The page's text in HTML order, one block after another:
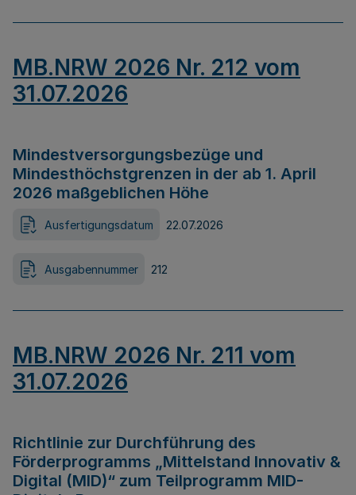
MB.NRW 2026 Nr. 212 vom
31.07.2026
Mindestversorgungsbezüge und
Mindesthöchstgrenzen in der ab 1. April
2026 maßgeblichen Höhe
Ausfertigungsdatum 22.07.2026
Ausgabennummer 212
MB.NRW 2026 Nr. 211 vom
31.07.2026
Richtlinie zur Durchführung des
Förderprogramms „Mittelstand Innovativ &
Digital (MID)“ zum Teilprogramm MID-